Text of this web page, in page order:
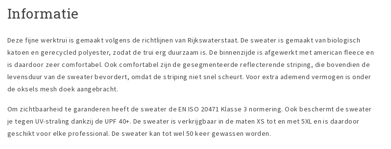
Informatie
Deze fijne werktrui is gemaakt volgens de richtlijnen van Rijkswaterstaat. De sweater is gemaakt van biologisch
katoen en gerecycled polyester, zodat de trui erg duurzaam is. De binnenzijde is afgewerkt met american fleece en
is daardoor zeer comfortabel. Ook comfortabel zijn de gesegmenteerde reflecterende striping, die bovendien de
levensduur van de sweater bevordert, omdat de striping niet snel scheurt. Voor extra ademend vermogen is onder
de oksels mesh doek aangebracht.
Om zichtbaarheid te garanderen heeft de sweater de EN ISO 20471 Klasse 3 normering. Ook beschermt de sweater
je tegen UV-straling dankzij de UPF 40+. De sweater is verkrijgbaar in de maten XS tot en met 5XL en is daardoor
geschikt voor elke professional. De sweater kan tot wel 50 keer gewassen worden.